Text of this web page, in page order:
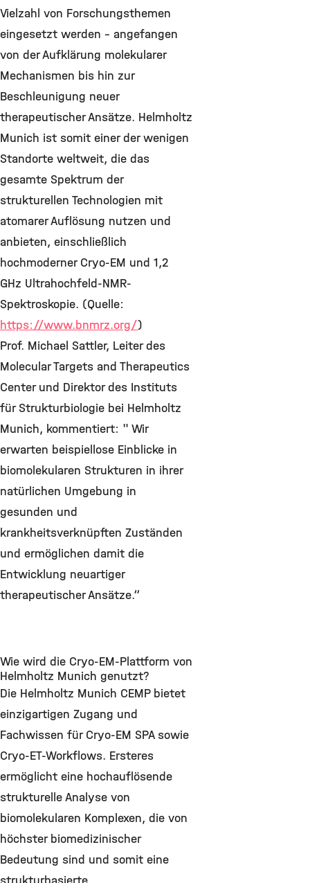
Vielzahl von Forschungsthemen
eingesetzt werden - angefangen
von der Aufklärung molekularer
Mechanismen bis hin zur
Beschleunigung neuer
therapeutischer Ansätze. Helmholtz
Munich ist somit einer der wenigen
Standorte weltweit, die das
gesamte Spektrum der
strukturellen Technologien mit
atomarer Auflösung nutzen und
anbieten, einschließlich
hochmoderner Cryo-EM und 1,2
GHz Ultrahochfeld-NMR-
Spektroskopie. (Quelle:
https://www.bnmrz.org/)
Prof. Michael Sattler, Leiter des
Molecular Targets and Therapeutics
Center und Direktor des Instituts
für Strukturbiologie bei Helmholtz
Munich, kommentiert: " Wir
erwarten beispiellose Einblicke in
biomolekularen Strukturen in ihrer
natürlichen Umgebung in
gesunden und
krankheitsverknüpften Zuständen
und ermöglichen damit die
Entwicklung neuartiger
therapeutischer Ansätze.“
Wie wird die Cryo-EM-Plattform von
Helmholtz Munich genutzt?
Die Helmholtz Munich CEMP bietet
einzigartigen Zugang und
Fachwissen für Cryo-EM SPA sowie
Cryo-ET-Workflows. Ersteres
ermöglicht eine hochauflösende
strukturelle Analyse von
biomolekularen Komplexen, die von
höchster biomedizinischer
Bedeutung sind und somit eine